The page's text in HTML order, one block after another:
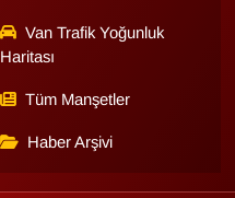
Van Trafik Yoğunluk
Haritası
Tüm Manşetler
Haber Arşivi